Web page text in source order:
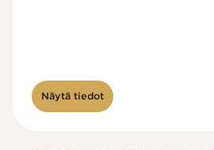
Näytä tiedot